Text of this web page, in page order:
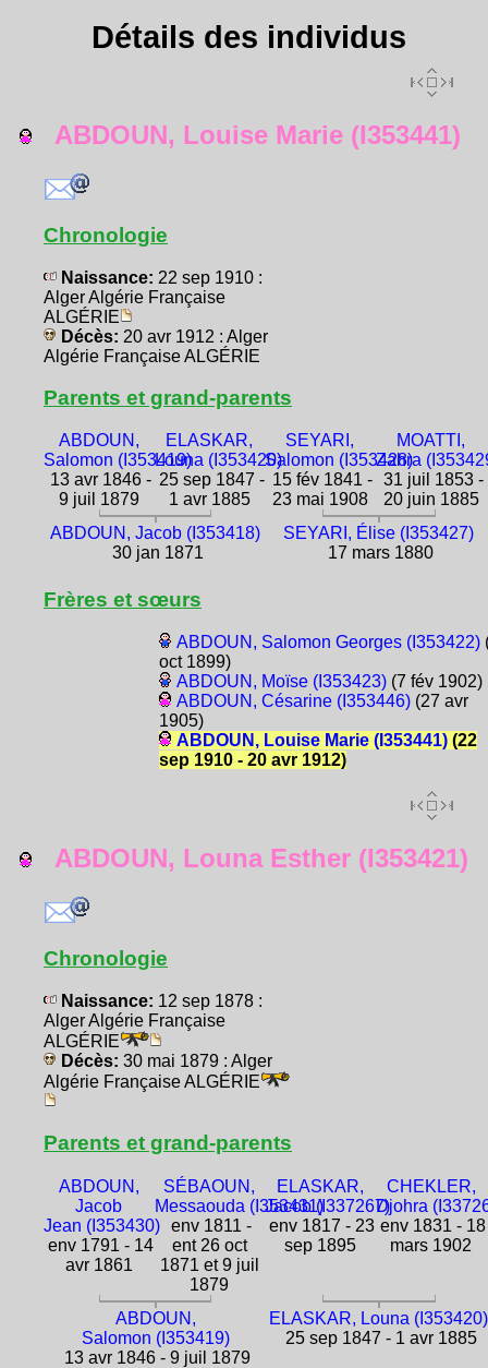
Détails des individus
ABDOUN, Louise Marie (I353441)
Chronologie
Naissance: 22 sep 1910 :
Alger Algérie Française
ALGÉRIE
Décès: 20 avr 1912 : Alger
Algérie Française ALGÉRIE
Parents et grand-parents
ABDOUN,
Salomon (I353419)
13 avr 1846 -
9 juil 1879
ELASKAR,
Louna (I353420)
25 sep 1847 -
1 avr 1885
SEYARI,
Salomon (I353428)
15 fév 1841 -
23 mai 1908
MOATTI,
Zahra
31 juil 1853 -
20 juin 1885
ABDOUN, Jacob (I353418)
30 jan 1871
SEYARI, Élise (I353427)
17 mars 1880
Frères et sœurs
ABDOUN, Salomon Georges (I353422)
oct 1899)
ABDOUN, Moïse (I353423)(7 fév 1902)
ABDOUN, Césarine (I353446)(27 avr
1905)
ABDOUN, Louise Marie (I353441)(22
sep 1910 - 20 avr 1912)
ABDOUN, Louna Esther (I353421)
Chronologie
Naissance: 12 sep 1878 :
Alger Algérie Française
ALGÉRIE
Décès: 30 mai 1879 : Alger
Algérie Française ALGÉRIE
Parents et grand-parents
ABDOUN,
Jacob
Jean (I353430)
env 1791 - 14
avr 1861
SÉBAOUN,
Messaouda (I353431)
env 1811 -
ent 26 oct
1871 et 9 juil
1879
ELASKAR,
Jacob (I337267)
env 1817 - 23
sep 1895
CHEKLER,
Djohra
env 1831 - 18
mars 1902
ABDOUN,
Salomon (I353419)
13 avr 1846 - 9 juil 1879
ELASKAR, Louna (I353420)
25 sep 1847 - 1 avr 1885